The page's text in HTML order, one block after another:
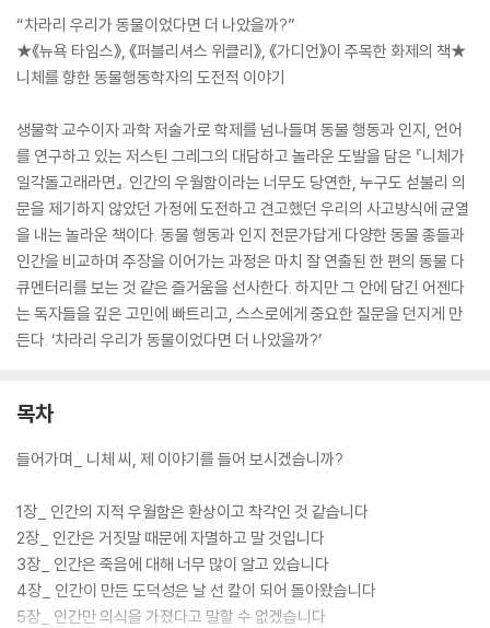
“차라리 우리가 동물이었다면 더 나았을까?”
★《뉴욕 타임스》, 《퍼블리셔스 위클리》, 《가디언》이 주목한 화제의 책★
니체를 향한 동물행동학자의 도전적 이야기
생물학 교수이자 과학 저술가로 학제를 넘나들며 동물 행동과 인지, 언어
를 연구하고 있는 저스틴 그레그의 대담하고 놀라운 도발을 담은 『니체가
일각돌고래라면』. 인간의 우월함이라는 너무도 당연한, 누구도 섣불리 의
문을 제기하지 않았던 가정에 도전하고 견고했던 우리의 사고방식에 균열
을 내는 놀라운 책이다. 동물 행동과 인지 전문가답게 다양한 동물 종들과
인간을 비교하며 주장을 이어가는 과정은 마치 잘 연출된 한 편의 동물 다
큐멘터리를 보는 것 같은 즐거움을 선사한다. 하지만 그 안에 담긴 어젠다
는 독자들을 깊은 고민에 빠트리고, 스스로에게 중요한 질문을 던지게 만
든다. ‘차라리 우리가 동물이었다면 더 나았을까?’
목차
들어가며_ 니체 씨, 제 이야기를 들어 보시겠습니까?
1장_ 인간의 지적 우월함은 환상이고 착각인 것 같습니다
2장_ 인간은 거짓말 때문에 자멸하고 말 것입니다
3장_ 인간은 죽음에 대해 너무 많이 알고 있습니다
4장_ 인간이 만든 도덕성은 날 선 칼이 되어 돌아왔습니다
5장_ 인간만 의식을 가졌다고 말할 수 없겠습니다